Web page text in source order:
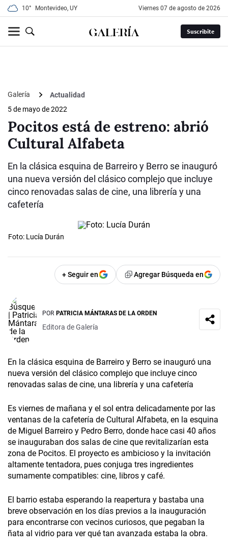
10° Montevideo, UY viernes 07 de agosto de 2026
Suscribite
Galería
Actualidad
5 de mayo de 2022
Pocitos está de estreno: abrió
Cultural Alfabeta
En la clásica esquina de Barreiro y Berro se inauguró
una nueva versión del clásico complejo que incluye
cinco renovadas salas de cine, una librería y una
cafetería
Foto: Lucía Durán
+ Seguir en Agregar Búsqueda en
POR PATRICIA MÁNTARAS DE LA ORDEN
Editora de Galería
En la clásica esquina de Barreiro y Berro se inauguró una
nueva versión del clásico complejo que incluye cinco
renovadas salas de cine, una librería y una cafetería
Es viernes de mañana y el sol entra delicadamente por las
ventanas de la cafetería de Cultural Alfabeta, en la esquina
de Miguel Barreiro y Pedro Berro, donde hace casi 40 años
se inauguraban dos salas de cine que revitalizarían esta
zona de Pocitos. El proyecto es ambicioso y la invitación
altamente tentadora, pues conjuga tres ingredientes
sumamente compatibles: cine, libros y café.
El barrio estaba esperando la reapertura y bastaba una
breve observación en los días previos a la inauguración
para encontrarse con vecinos curiosos, que pegaban la
ñata al vidrio para ver qué tan avanzada estaba la obra.